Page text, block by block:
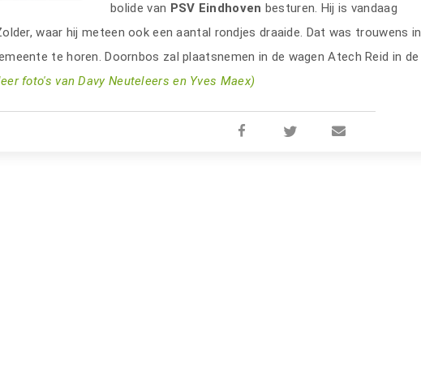
bolide van PSV Eindhoven besturen. Hij is vandaag
waar hij meteen ook een aantal rondjes draaide. Dat was trouwens in
te horen. Doornbos zal plaatsnemen in de wagen Atech Reid in de
foto's van Davy Neuteleers en Yves Maex)